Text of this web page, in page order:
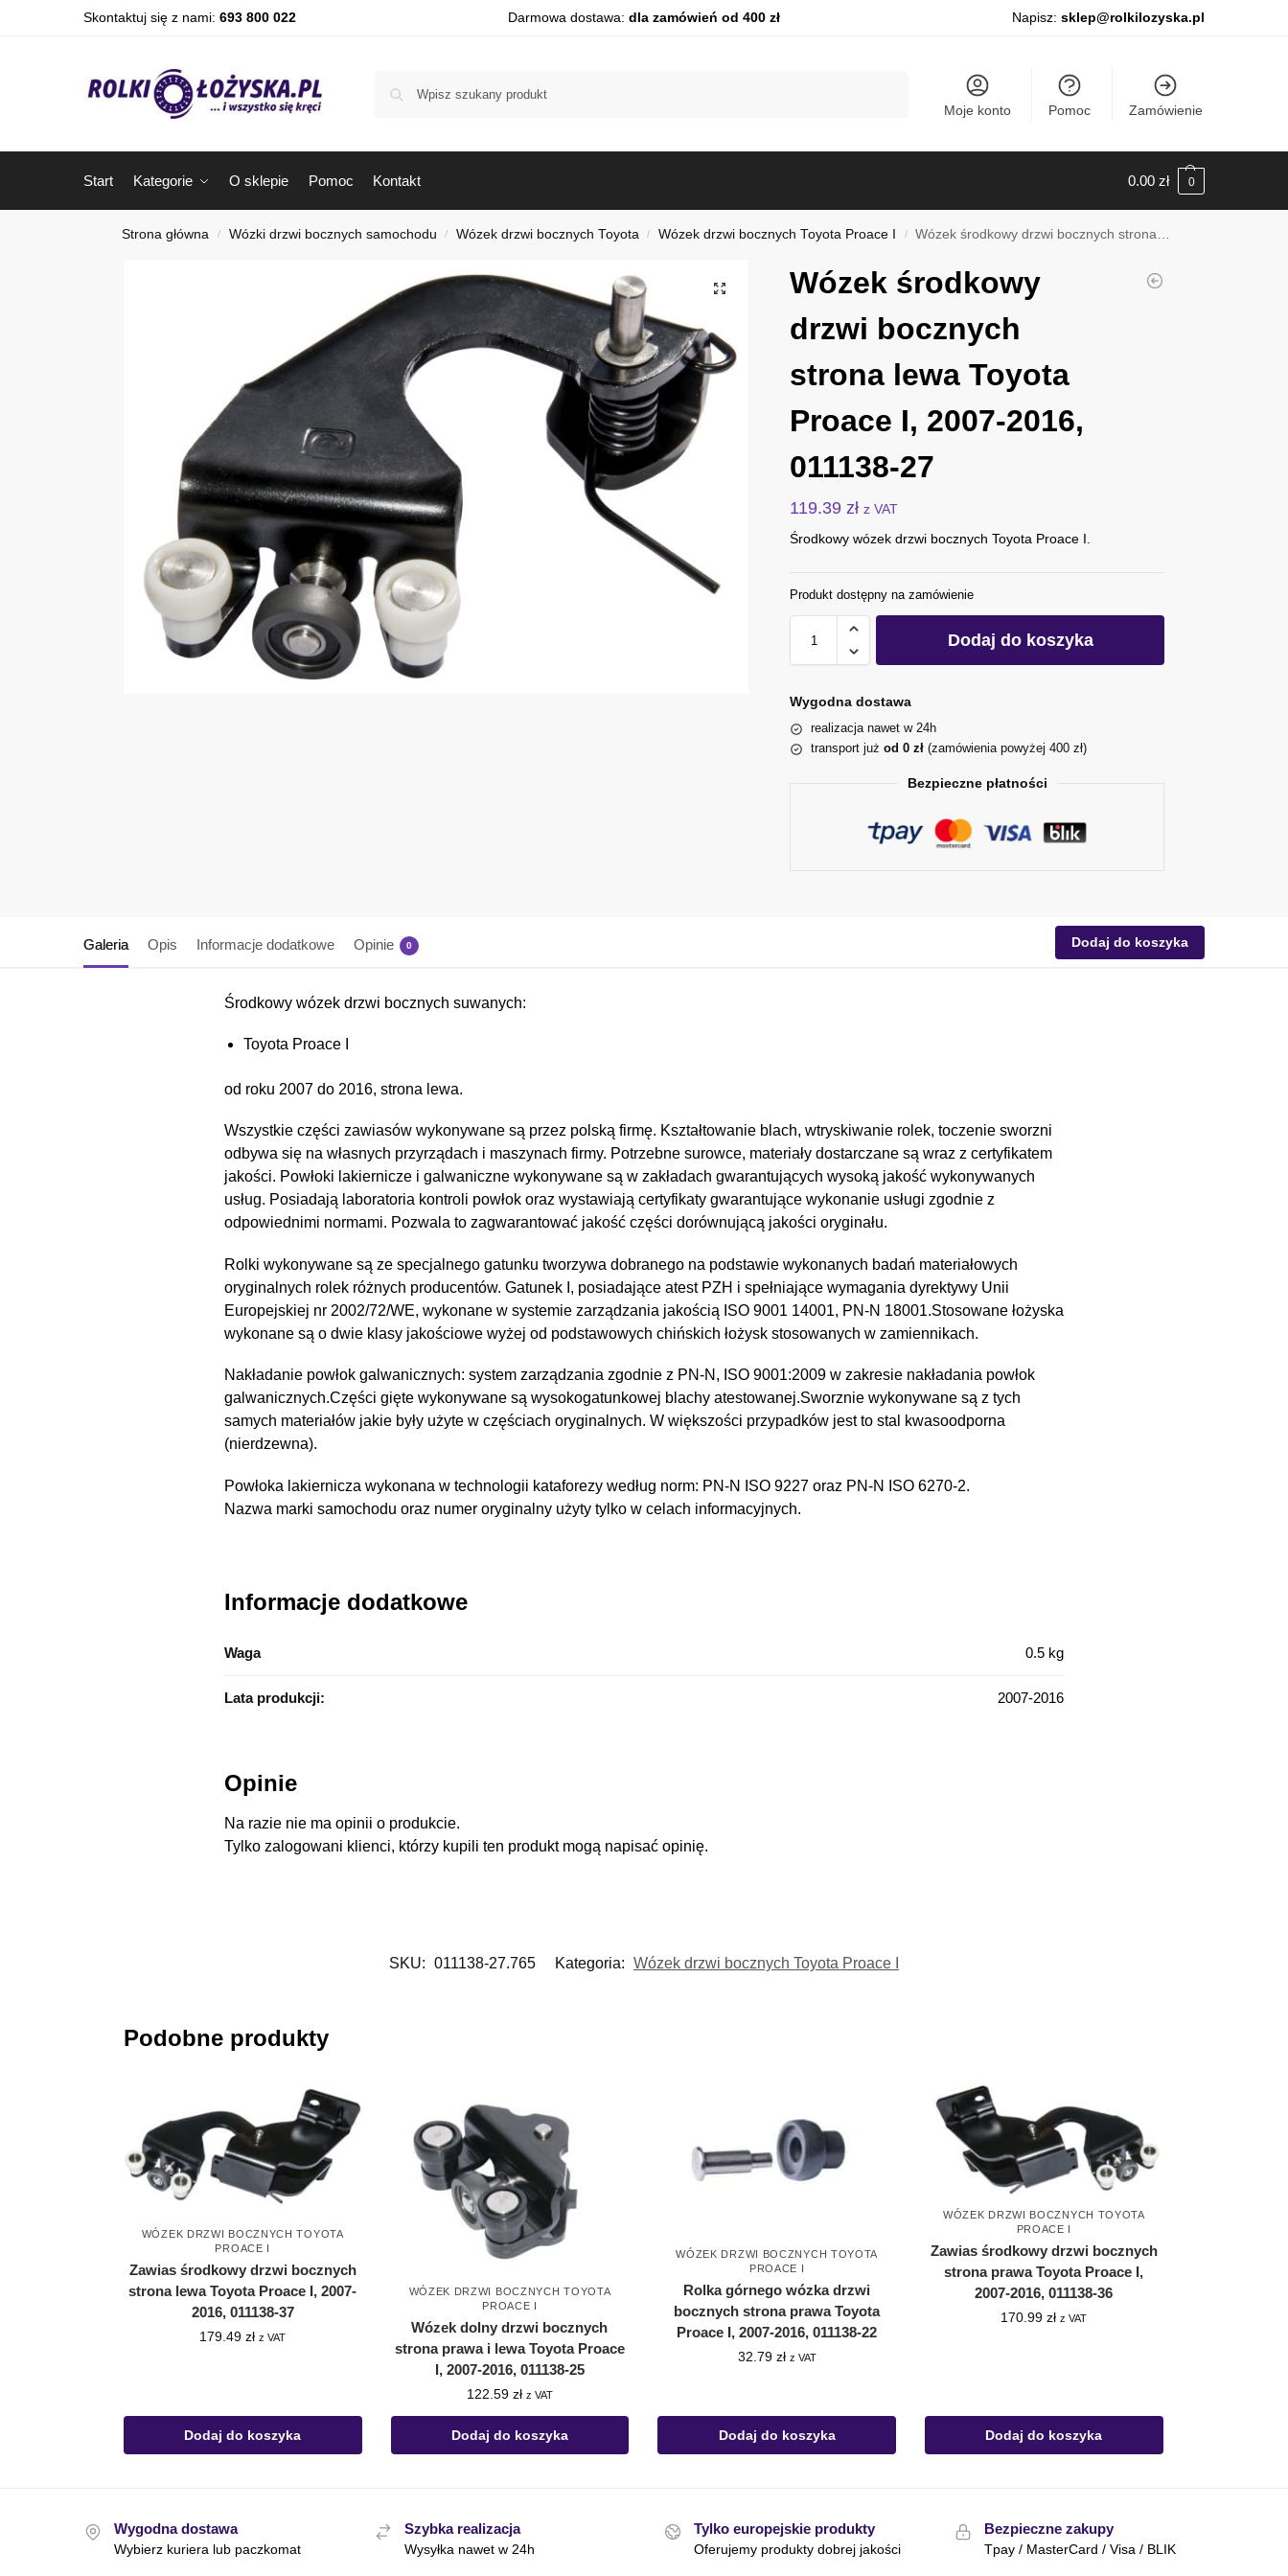
Skontaktuj się z nami: 693 800 022 Darmowa dostawa: dla zamówień od 400 zł Napisz: sklep@rolkilozyska.pl
Moje konto Pomoc Zamówienie
Start Kategorie O sklepie Pomoc Kontakt 0.00 zł 0
Strona główna / Wózki drzwi bocznych samochodu / Wózek drzwi bocznych Toyota / Wózek drzwi bocznych Toyota Proace I / Wózek środkowy drzwi bocznych strona lewa Toyota Proace I, 2007-2016, 011138-27
Wózek środkowy
drzwi bocznych
strona lewa Toyota
Proace I, 2007-2016,
011138-27
119.39 zł z VAT
Środkowy wózek drzwi bocznych Toyota Proace I.
Produkt dostępny na zamówienie
Dodaj do koszyka
Wygodna dostawa
realizacja nawet w 24h
transport jużod 0 zł (zamówienia powyżej 400 zł)
Bezpieczne płatności
Galeria Opis Informacje dodatkowe Opinie 0 Dodaj do koszyka
Środkowy wózek drzwi bocznych suwanych:
Toyota Proace I
od roku 2007 do 2016, strona lewa.
Wszystkie części zawiasów wykonywane są przez polską firmę. Kształtowanie blach, wtryskiwanie rolek, toczenie sworzni
odbywa się na własnych przyrządach i maszynach firmy. Potrzebne surowce, materiały dostarczane są wraz z certyfikatem
jakości. Powłoki lakiernicze i galwaniczne wykonywane są w zakładach gwarantujących wysoką jakość wykonywanych
usług. Posiadają laboratoria kontroli powłok oraz wystawiają certyfikaty gwarantujące wykonanie usługi zgodnie z
odpowiednimi normami. Pozwala to zagwarantować jakość części dorównującą jakości oryginału.
Rolki wykonywane są ze specjalnego gatunku tworzywa dobranego na podstawie wykonanych badań materiałowych
oryginalnych rolek różnych producentów. Gatunek I, posiadające atest PZH i spełniające wymagania dyrektywy Unii
Europejskiej nr 2002/72/WE, wykonane w systemie zarządzania jakością ISO 9001 14001, PN-N 18001.Stosowane łożyska
wykonane są o dwie klasy jakościowe wyżej od podstawowych chińskich łożysk stosowanych w zamiennikach.
Nakładanie powłok galwanicznych: system zarządzania zgodnie z PN-N, ISO 9001:2009 w zakresie nakładania powłok
galwanicznych.Części gięte wykonywane są wysokogatunkowej blachy atestowanej.Sworznie wykonywane są z tych
samych materiałów jakie były użyte w częściach oryginalnych. W większości przypadków jest to stal kwasoodporna
(nierdzewna).
Powłoka lakiernicza wykonana w technologii kataforezy według norm: PN-N ISO 9227 oraz PN-N ISO 6270-2.
Nazwa marki samochodu oraz numer oryginalny użyty tylko w celach informacyjnych.
Informacje dodatkowe
Waga 0.5 kg
Lata produkcji: 2007-2016
Opinie
Na razie nie ma opinii o produkcie.
Tylko zalogowani klienci, którzy kupili ten produkt mogą napisać opinię.
SKU: 011138-27.765 Kategoria: Wózek drzwi bocznych Toyota Proace I
Podobne produkty
WÓZEK DRZWI BOCZNYCH TOYOTA
PROACE I
Zawias środkowy drzwi bocznych
strona lewa Toyota Proace I, 2007-
2016, 011138-37
179.49zł z VAT
Dodaj do koszyka
WÓZEK DRZWI BOCZNYCH TOYOTA
PROACE I
Wózek dolny drzwi bocznych
strona prawa i lewa Toyota Proace
I, 2007-2016, 011138-25
122.59 zł z VAT
Dodaj do koszyka
WÓZEK DRZWI BOCZNYCH TOYOTA
PROACE I
Rolka górnego wózka drzwi
bocznych strona prawa Toyota
Proace I, 2007-2016, 011138-22
32.79 zł z VAT
Dodaj do koszyka
WÓZEK DRZWI BOCZNYCH TOYOTA
PROACE I
Zawias środkowy drzwi bocznych
strona prawa Toyota Proace I,
2007-2016, 011138-36
170.99zł z VAT
Dodaj do koszyka
Wygodna dostawa
Wybierz kuriera lub paczkomat
Szybka realizacja
Wysyłka nawet w 24h
Tylko europejskie produkty
Oferujemy produkty dobrej jakości
Bezpieczne zakupy
Tpay / MasterCard / Visa / BLIK